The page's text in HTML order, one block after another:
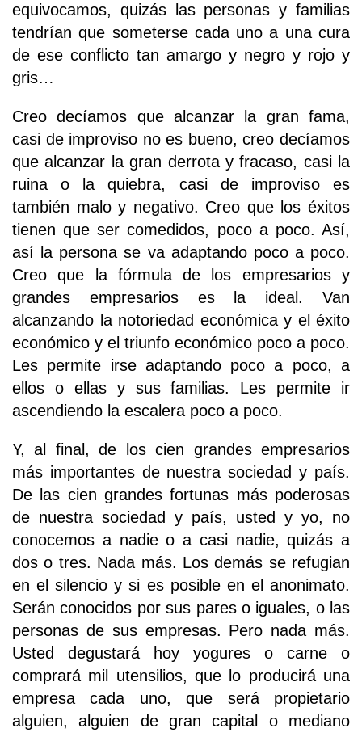
equivocamos, quizás las personas y familias
tendrían que someterse cada uno a una cura
de ese conflicto tan amargo y negro y rojo y
gris…
Creo decíamos que alcanzar la gran fama,
casi de improviso no es bueno, creo decíamos
que alcanzar la gran derrota y fracaso, casi la
ruina o la quiebra, casi de improviso es
también malo y negativo. Creo que los éxitos
tienen que ser comedidos, poco a poco. Así,
así la persona se va adaptando poco a poco.
Creo que la fórmula de los empresarios y
grandes empresarios es la ideal. Van
alcanzando la notoriedad económica y el éxito
económico y el triunfo económico poco a poco.
Les permite irse adaptando poco a poco, a
ellos o ellas y sus familias. Les permite ir
ascendiendo la escalera poco a poco.
Y, al final, de los cien grandes empresarios
más importantes de nuestra sociedad y país.
De las cien grandes fortunas más poderosas
de nuestra sociedad y país, usted y yo, no
conocemos a nadie o a casi nadie, quizás a
dos o tres. Nada más. Los demás se refugian
en el silencio y si es posible en el anonimato.
Serán conocidos por sus pares o iguales, o las
personas de sus empresas. Pero nada más.
Usted degustará hoy yogures o carne o
comprará mil utensilios, que lo producirá una
empresa cada uno, que será propietario
alguien, alguien de gran capital o mediano